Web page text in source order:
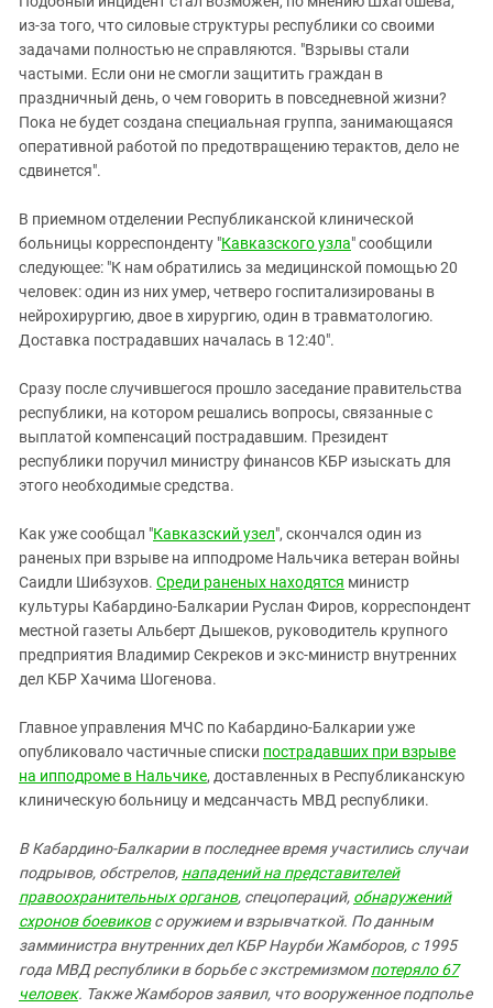
из-за того, что силовые структуры республики со своими
задачами полностью не справляются. "Взрывы стали
частыми. Если они не смогли защитить граждан в
праздничный день, о чем говорить в повседневной жизни?
Пока не будет создана специальная группа, занимающаяся
оперативной работой по предотвращению терактов, дело не
сдвинется".
В приемном отделении Республиканской клинической
больницы корреспонденту "Кавказского узла" сообщили
следующее: "К нам обратились за медицинской помощью 20
человек: один из них умер, четверо госпитализированы в
нейрохирургию, двое в хирургию, один в травматологию.
Доставка пострадавших началась в 12:40".
Сразу после случившегося прошло заседание правительства
республики, на котором решались вопросы, связанные с
выплатой компенсаций пострадавшим. Президент
республики поручил министру финансов КБР изыскать для
этого необходимые средства.
Как уже сообщал "Кавказский узел", скончался один из
раненых при взрыве на ипподроме Нальчика ветеран войны
Саидли Шибзухов. Среди раненых находятся министр
культуры Кабардино-Балкарии Руслан Фиров, корреспондент
местной газеты Альберт Дышеков, руководитель крупного
предприятия Владимир Секреков и экс-министр внутренних
дел КБР Хачима Шогенова.
Главное управления МЧС по Кабардино-Балкарии уже
опубликовало частичные списки пострадавших при взрыве
на ипподроме в Нальчике, доставленных в Республиканскую
клиническую больницу и медсанчасть МВД республики.
В Кабардино-Балкарии в последнее время участились случаи
подрывов, обстрелов, нападений на представителей
правоохранительных органов, спецопераций, обнаружений
схронов боевиковс оружием и взрывчаткой. По данным
замминистра внутренних дел КБР Наурби Жамборов, с 1995
года МВД республики в борьбе с экстремизмомпотеряло 67
человек. Также Жамборов заявил, что вооруженное подполье